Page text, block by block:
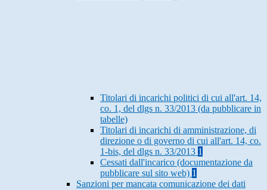
Titolari di incarichi politici di cui all'art. 14,
co. 1, del dlgs n. 33/2013 (da pubblicare in
tabelle)
Titolari di incarichi di amministrazione, di
direzione o di governo di cui all'art. 14, co.
1-bis, del dlgs n. 33/2013 1
Cessati dall'incarico (documentazione da
pubblicare sul sito web) 1
Sanzioni per mancata comunicazione dei dati